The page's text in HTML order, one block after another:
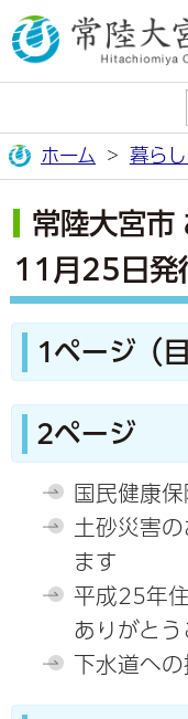
ホーム 暮ら
常陸大宮
11月25日発
1ページ（目
2ページ
国民健康
土砂災害
ます
平成25年
ありがとう
下水道へ